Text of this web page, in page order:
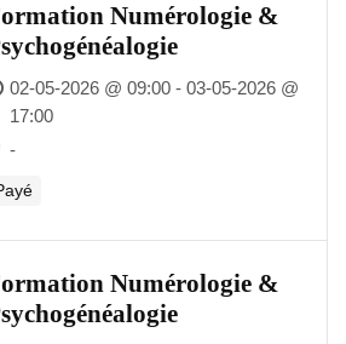
Numérologie &
02-05-2026 @ 09:00 - 03-05-2026 @
17:00
-
Numérologie &